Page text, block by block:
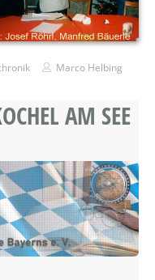
Marco Helbing
AM SEE